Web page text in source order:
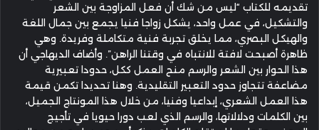
تقديمه للكتاب “ليس من شك أن فعل المزاوجة بين الشعر
والتشكيل، في عمل واحد، يشكل زواجا فنيا يجمع بين جمال اللغة
والهيكل البصري، مما يخلق تجربة فنية متكاملة وفريدة. وهي
ظاهرة أصبحت لافتة للانتباه في وقتنا الراهن”. وأضاف الديهاجي أن
هذا الحوار بين الشعر والرسم منح العمل ككل، حدودا تعبيرية
مضاعفة تتجاوز حدود التعبير التقليدية. وهنا تحديدا تكمن قيمة
هذا العمل الشعري، إبداعيا وفنيا، من خلال هذا المونتاج الجميل،
بين الكلمات ودلالاتها، والرسم الذي لعب دورا حيويا في تأجيج